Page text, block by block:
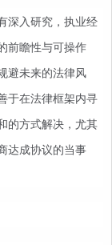
深入研究，执业经
前瞻性与可操作
避未来的法律风
于在法律框架内寻
的方式解决，尤其
达成协议的当事